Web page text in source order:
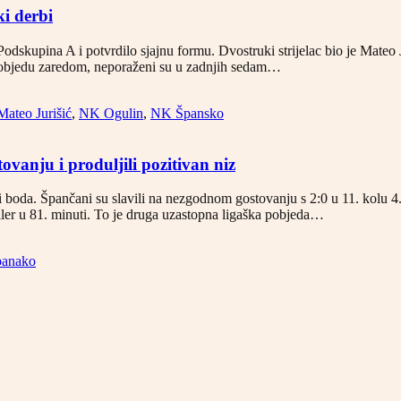
derbi
A i potvrdilo sjajnu formu. Dvostruki strijelac bio je
zaredom, neporaženi su u zadnjih sedam…
Jurišić, NK Ogulin, NK Špansko
i produljili pozitivan niz
Špančani su slavili na nezgodnom gostovanju s 2:0 u 11.
u 81. minuti. To je druga uzastopna ligaška pobjeda…